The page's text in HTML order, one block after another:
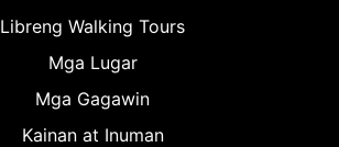
Libreng Walking Tours
Mga Lugar
Mga Gagawin
Kainan at Inuman